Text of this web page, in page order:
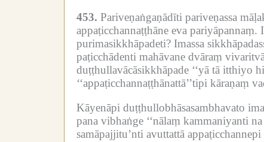
453. Pariveṇaṅgaṇādīti pariveṇassa
appaṭicchannaṭṭhāne eva pariyāpannaṃ.
purimasikkhāpadeti? Imassa
paṭicchādenti mahāvane dvāraṃ
duṭṭhullavācāsikkhāpade ‘‘yā tā itthiyo
‘‘appaṭicchannaṭṭhānattā’’tipi kāraṇaṃ
Kāyenāpi duṭṭhullobhāsasambhavato
pana vibhaṅge ‘‘nālaṃ kammaniyanti
samāpajjitu’nti avuttattā